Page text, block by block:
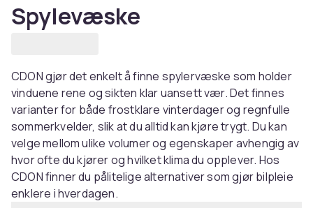
Spylevæske
CDON gjør det enkelt å finne spylervæske som holder
vinduene rene og sikten klar uansett vær. Det finnes
varianter for både frostklare vinterdager og regnfulle
sommerkvelder, slik at du alltid kan kjøre trygt. Du kan
velge mellom ulike volumer og egenskaper avhengig av
hvor ofte du kjører og hvilket klima du opplever. Hos
CDON finner du pålitelige alternativer som gjør bilpleie
enklere i hverdagen.